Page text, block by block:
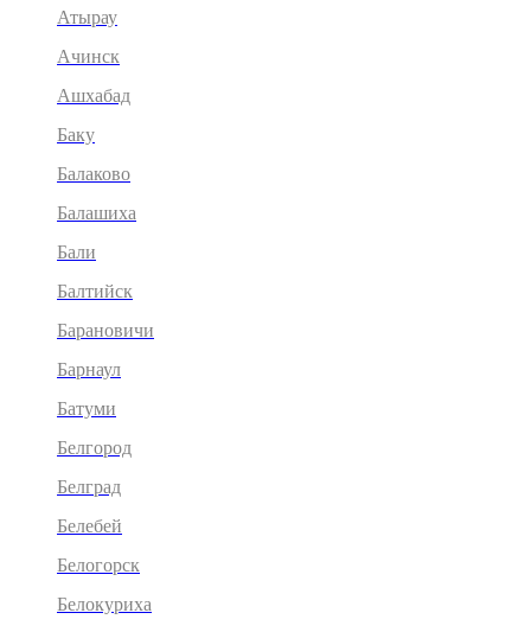
Атырау
Ачинск
Ашхабад
Баку
Балаково
Балашиха
Бали
Балтийск
Барановичи
Барнаул
Батуми
Белгород
Белград
Белебей
Белогорск
Белокуриха